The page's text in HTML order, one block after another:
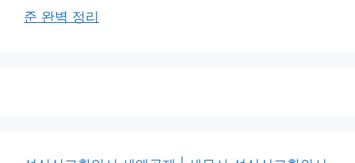
준 완벽 정리